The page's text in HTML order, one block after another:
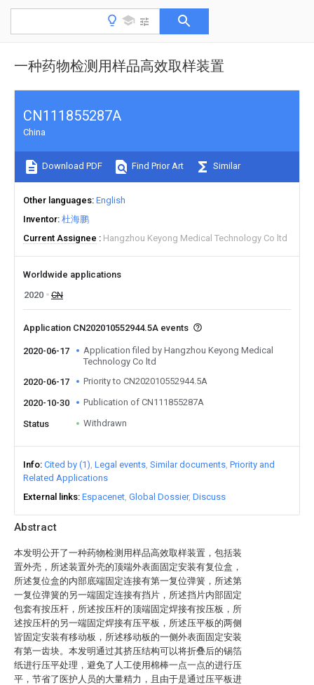
一种药物检测用样品高效取样装置
Abstract
本发明公开了一种药物检测用样品高效取样装置，包括装
置外壳，所述装置外壳的顶端外表面固定安装有复位盒，
所述复位盒的内部底端固定连接有第一复位弹簧，所述第
一复位弹簧的另一端固定连接有挡片，所述挡片内部固定
包套有按压杆，所述按压杆的顶端固定焊接有按压板，所
述按压杆的另一端固定焊接有压平板，所述压平板的两侧
皆固定安装有移动板，所述移动板的一侧外表面固定安装
有第一齿块。本发明通过其挤压结构可以将折叠后的锡箔
纸进行压平处理，避免了人工使用棉棒一点一点的进行压
平，节省了医护人员的大量精力，且由于是通过压平板进
CN111855287A
China
Download PDF Find Prior Art Similar
Other languages English
Inventor 杜海鹏
Current Assignee
Hangzhou Keyong Medical Technology Co ltd
Worldwide applications
2020
CN
Application CN202010552944.5A events
2020-06-17
Application filed by Hangzhou Keyong Medical
Technology Co ltd
2020-06-17
Priority to CN202010552944.5A
2020-10-30 Publication of CN111855287A
Status Withdrawn
Info Cited by (1) Legal events Similar documents Priority and
Related Applications
External links Espacenet Global Dossier Discuss